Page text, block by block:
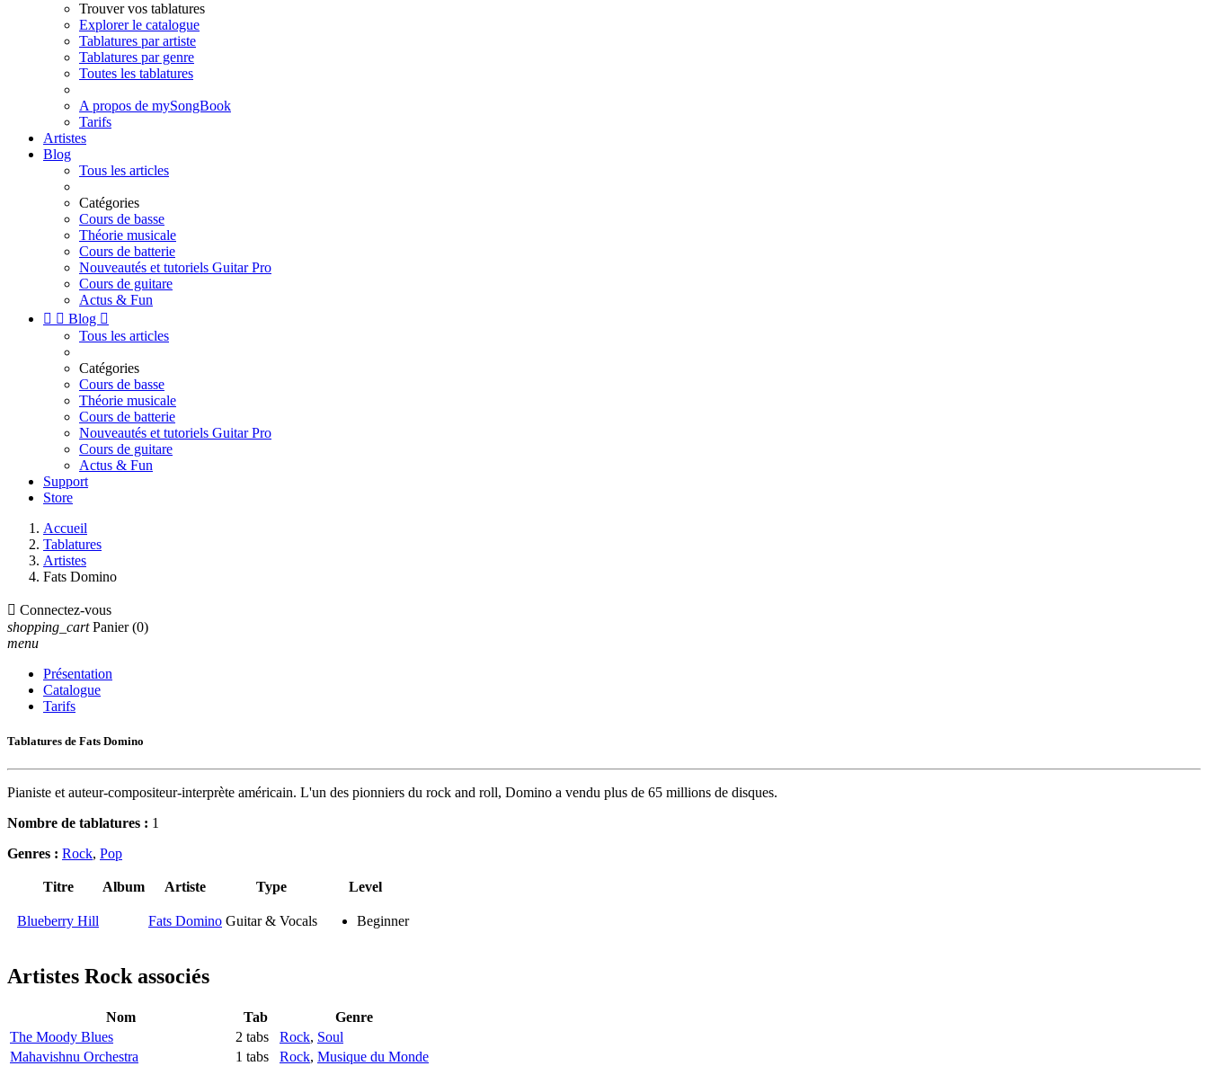
Trouver vos tablatures
Explorer le catalogue
Tablatures par artiste
Tablatures par genre
Toutes les tablatures
A propos de mySongBook
Tarifs
Artistes
Blog
Tous les articles
Catégories
Cours de basse
Théorie musicale
Cours de batterie
Nouveautés et tutoriels Guitar Pro
Cours de guitare
Actus & Fun
  Blog 
Tous les articles
Catégories
Cours de basse
Théorie musicale
Cours de batterie
Nouveautés et tutoriels Guitar Pro
Cours de guitare
Actus & Fun
Support
Store
Accueil
Tablatures
Artistes
Fats Domino
 Connectez-vous
shopping_cart Panier (0)
menu
Présentation
Catalogue
Tarifs
Tablatures de Fats Domino
Pianiste et auteur-compositeur-interprète américain. L'un des pionniers du rock and roll, Domino a vendu plus de 65 millions de disques.
Nombre de tablatures : 1
Genres : Rock, Pop
Titre Album Artiste Type Level
Blueberry Hill Fats Domino Guitar & Vocals Beginner
Artistes Rockassociés
Nom Tab
Genre
The Moody Blues
2 tabs Rock, Soul
Mahavishnu Orchestra
1 tabs Rock, Musique du Monde